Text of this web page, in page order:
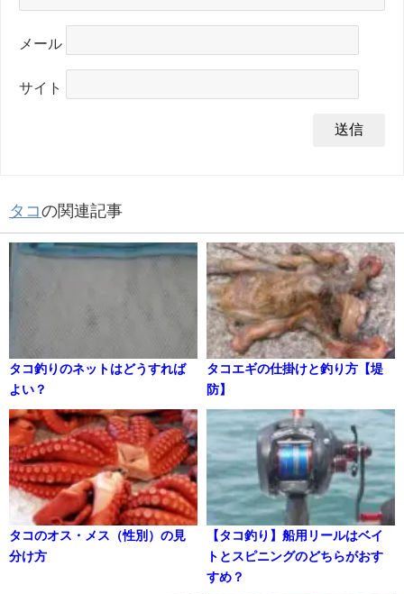
メール
サイト
タコの関連記事
タコ釣りのネットはどうすれば
よい？
タコエギの仕掛けと釣り方【堤
防】
タコのオス・メス（性別）の見
分け方
【タコ釣り】船用リールはベイ
トとスピニングのどちらがおす
すめ？